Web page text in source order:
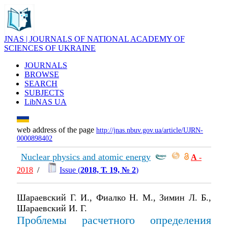
JNAS | JOURNALS OF NATIONAL ACADEMY OF
SCIENCES OF UKRAINE
JOURNALS
BROWSE
SEARCH
SUBJECTS
LibNAS UA
web address of the page http://jnas.nbuv.gov.ua/article/UJRN-
0000898402
Nuclear physics and atomic energy А -
2018 / Issue (2018, Т. 19, № 2)
Шараевский Г. И., Фиалко Н. М., Зимин Л. Б.,
Шараевский И. Г.
Проблемы расчетного определения